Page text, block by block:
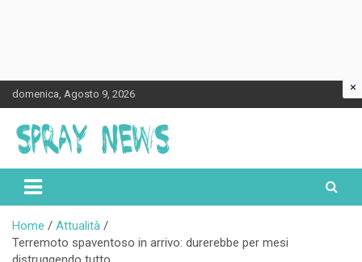
Skip
to
content
domenica, Agosto 9, 2026
Spraynews.it
Home
Attualità
Terremoto spaventoso in arrivo: durerebbe per mesi
×